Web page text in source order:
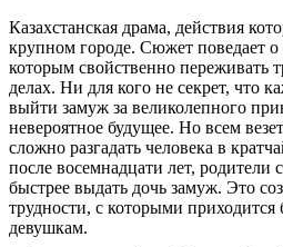
Казахстанская драма, действия
крупном городе. Сюжет поведает
которым свойственно переживать
делах. Ни для кого не секрет, что
выйти замуж за великолепного
невероятное будущее. Но всем
сложно разгадать человека в
после восемнадцати лет, родители
быстрее выдать дочь замуж. Это
трудности, с которыми
девушкам.